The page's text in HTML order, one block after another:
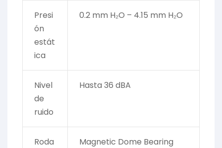
Presi
ón
estát
ica
0.2 mm H₂O – 4.15 mm H₂O
Nivel
de
ruido
Hasta 36 dBA
Roda
Magnetic Dome Bearing